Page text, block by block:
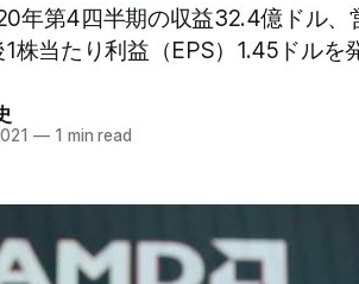
年第4四半期の収益32.4億ドル、
株当たり利益（EPS）1.45ドルを
— 1 min read